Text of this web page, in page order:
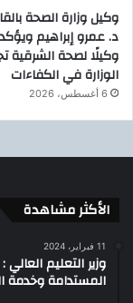
وكيل وزارة الصحة
د. عمرو إبراهيم
وكيلًا لصحة الشرقية
الوزارة في الكفاءات
6 أغسطس، 2026
الأكثر مشاهدة
11 فبراير، 2024
وزير التعليم
المستدامة وخدمة